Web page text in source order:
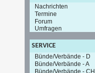
Nachrichten
Termine
Forum
Umfragen
SERVICE
Bünde/Verbände - D
Bünde/Verbände - A
Bünde/Verbände - CH